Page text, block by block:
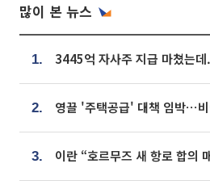
많이 본 뉴스
1.
2.
3.